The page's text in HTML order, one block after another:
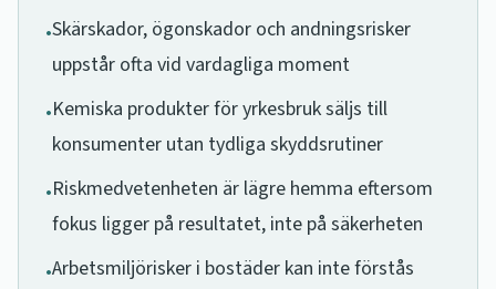
•Skärskador, ögonskador och andningsrisker
uppstår ofta vid vardagliga moment
•Kemiska produkter för yrkesbruk säljs till
konsumenter utan tydliga skyddsrutiner
•Riskmedvetenheten är lägre hemma eftersom
fokus ligger på resultatet, inte på säkerheten
•Arbetsmiljörisker i bostäder kan inte förstås